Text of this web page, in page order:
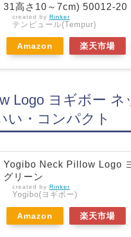
31高さ10～7cm) 50012-20
created by Rinker
テンピュール(Tempur)
Amazon 楽天市場
Logo ヨギボー
い・コンパクト
Yogibo Neck Pillow Logo
グリーン
created by Rinker
Yogibo(ヨギボー)
Amazon 楽天市場